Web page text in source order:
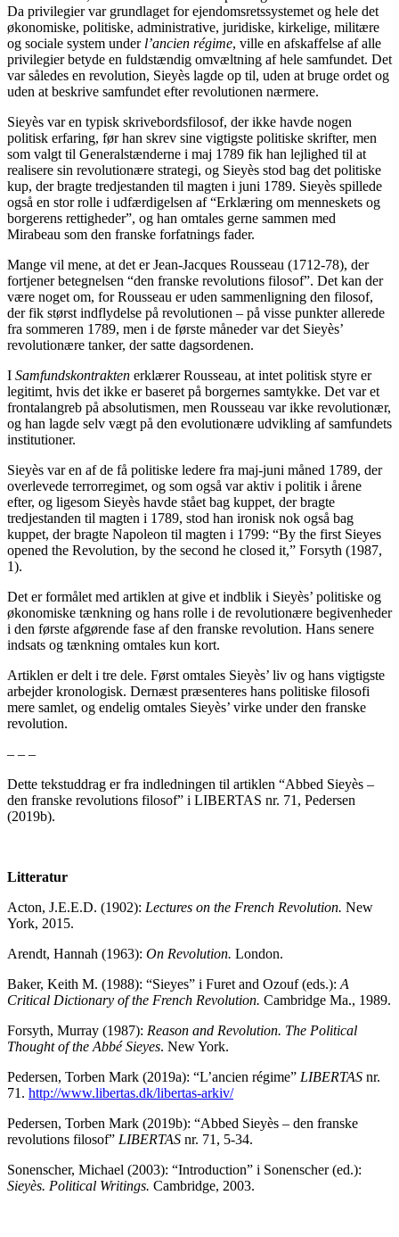
Da privilegier var grundlaget for ejendomsretssystemet og hele det
økonomiske, politiske, administrative, juridiske, kirkelige, militære
og sociale system under l’ancien régime, ville en afskaffelse af alle
privilegier betyde en fuldstændig omvæltning af hele samfundet. Det
var således en revolution, Sieyès lagde op til, uden at bruge ordet og
uden at beskrive samfundet efter revolutionen nærmere.
Sieyès var en typisk skrivebordsfilosof, der ikke havde nogen
politisk erfaring, før han skrev sine vigtigste politiske skrifter, men
som valgt til Generalstænderne i maj 1789 fik han lejlighed til at
realisere sin revolutionære strategi, og Sieyès stod bag det politiske
kup, der bragte tredjestanden til magten i juni 1789. Sieyès spillede
også en stor rolle i udfærdigelsen af “Erklæring om menneskets og
borgerens rettigheder”, og han omtales gerne sammen med
Mirabeau som den franske forfatnings fader.
Mange vil mene, at det er Jean-Jacques Rousseau (1712-78), der
fortjener betegnelsen “den franske revolutions filosof”. Det kan der
være noget om, for Rousseau er uden sammenligning den filosof,
der fik størst indflydelse på revolutionen – på visse punkter allerede
fra sommeren 1789, men i de første måneder var det Sieyès’
revolutionære tanker, der satte dagsordenen.
I Samfundskontrakten erklærer Rousseau, at intet politisk styre er
legitimt, hvis det ikke er baseret på borgernes samtykke. Det var et
frontalangreb på absolutismen, men Rousseau var ikke revolutionær,
og han lagde selv vægt på den evolutionære udvikling af samfundets
institutioner.
Sieyès var en af de få politiske ledere fra maj-juni måned 1789, der
overlevede terrorregimet, og som også var aktiv i politik i årene
efter, og ligesom Sieyès havde stået bag kuppet, der bragte
tredjestanden til magten i 1789, stod han ironisk nok også bag
kuppet, der bragte Napoleon til magten i 1799: “By the first Sieyes
opened the Revolution, by the second he closed it,” Forsyth (1987,
1).
Det er formålet med artiklen at give et indblik i Sieyès’ politiske og
økonomiske tænkning og hans rolle i de revolutionære begivenheder
i den første afgørende fase af den franske revolution. Hans senere
indsats og tænkning omtales kun kort.
Artiklen er delt i tre dele. Først omtales Sieyès’ liv og hans vigtigste
arbejder kronologisk. Dernæst præsenteres hans politiske filosofi
mere samlet, og endelig omtales Sieyès’ virke under den franske
revolution.
– – –
Dette tekstuddrag er fra indledningen til artiklen “Abbed Sieyès –
den franske revolutions filosof” i LIBERTAS nr. 71, Pedersen
(2019b).
Litteratur
Acton, J.E.E.D. (1902): Lectures on the French Revolution. New
York, 2015.
Arendt, Hannah (1963): On Revolution. London.
Baker, Keith M. (1988): “Sieyes” i Furet and Ozouf (eds.): A
Critical Dictionary of the French Revolution. Cambridge Ma., 1989.
Forsyth, Murray (1987): Reason and Revolution. The Political
Thought of the Abbé Sieyes. New York.
Pedersen, Torben Mark (2019a): “L’ancien régime” LIBERTAS nr.
71. http://www.libertas.dk/libertas-arkiv/
Pedersen, Torben Mark (2019b): “Abbed Sieyès – den franske
revolutions filosof” LIBERTAS nr. 71, 5-34.
Sonenscher, Michael (2003): “Introduction” i Sonenscher (ed.):
Sieyès. Political Writings. Cambridge, 2003.